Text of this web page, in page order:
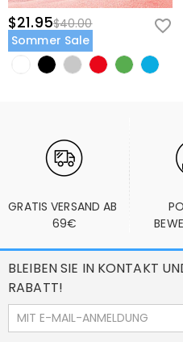
$21.95$40.00
Sommer Sale
GRATIS VERSAND AB
69€
BLEIBEN SIE IN KONTAKT
RABATT!